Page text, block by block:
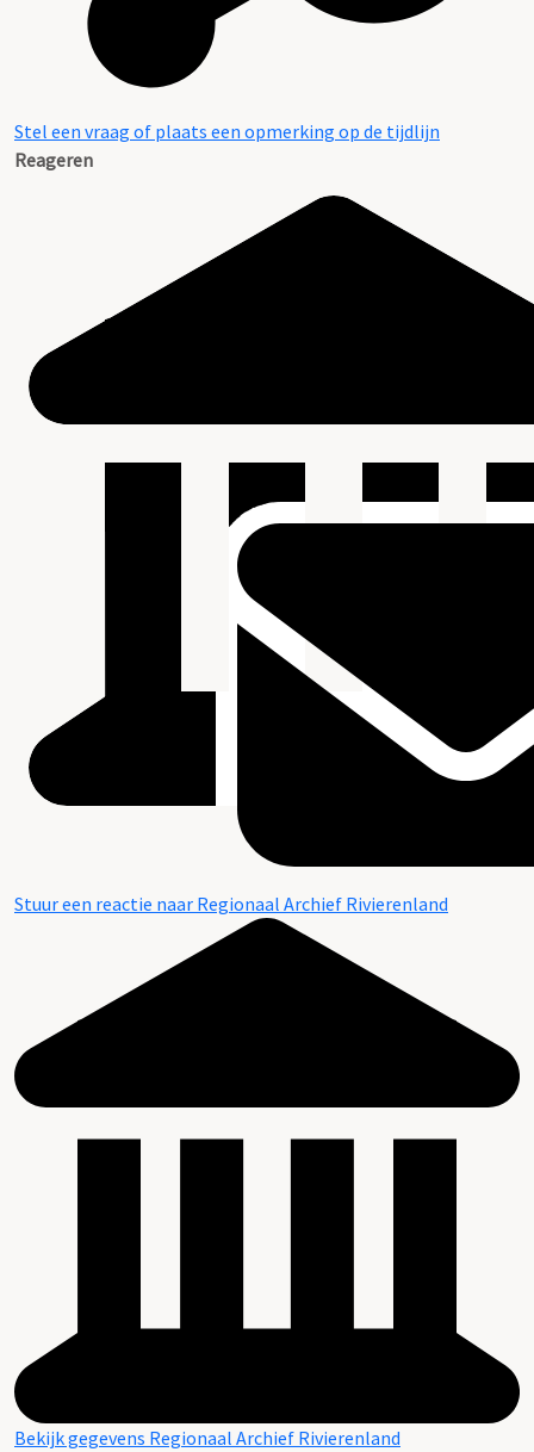
Stel een vraag of plaats een opmerking op de tijdlijn
Reageren
Stuur een reactie naar Regionaal Archief Rivierenland
Bekijk gegevens Regionaal Archief Rivierenland